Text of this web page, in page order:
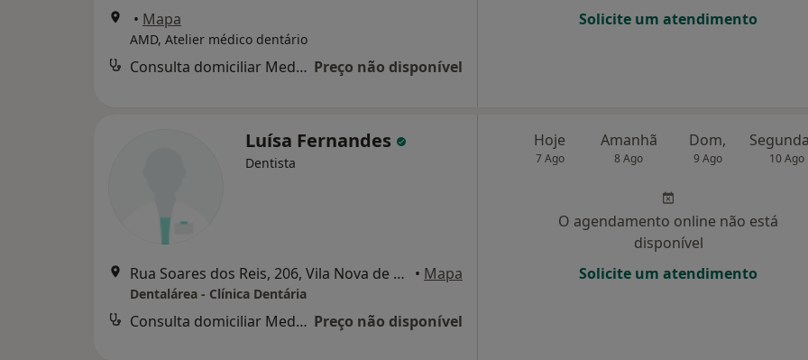
• Mapa
AMD, Atelier médico dentário
Consulta domiciliar Medicina dentária Preço não disponível
Solicite um atendimento
Luísa Fernandes
Dentista
Rua Soares dos Reis, 206, Vila Nova de Gaia • Mapa
Dentalárea - Clínica Dentária
Consulta domiciliar Medicina dentária Preço não disponível
Hoje
7 Ago
Amanhã
8 Ago
Dom,
9 Ago 10 Ago
O agendamento online não está
disponível
Solicite um atendimento